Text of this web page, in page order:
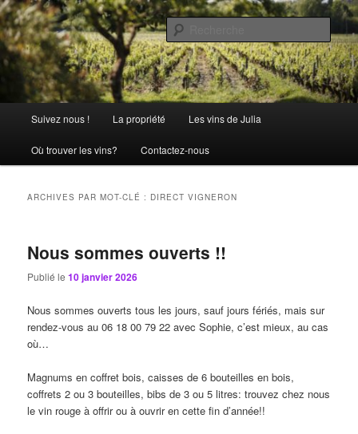
Aller
au
contenu
principal
Aller
au
contenu
secondaireChâteau Julia
La passion comme tradition
principal
Suivez nous ! La propriété Les vins de Julia
Où trouver les vins? Contactez-nous
ARCHIVES PAR MOT-CLÉ : DIRECT VIGNERON
Nous sommes ouverts !!
Publié le10 janvier 2026
Nous sommes ouverts tous les jours, sauf jours fériés, mais sur
rendez-vous au 06 18 00 79 22 avec Sophie, c’est mieux, au cas
où…
Magnums en coffret bois, caisses de 6 bouteilles en bois,
coffrets 2 ou 3 bouteilles, bibs de 3 ou 5 litres: trouvez chez nous
le vin rouge à offrir ou à ouvrir en cette fin d’année!!